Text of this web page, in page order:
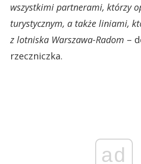
wszystkimi partnerami, którzy
turystycznym, a także liniami,
z lotniska Warszawa-Radom –
rzeczniczka.
ad